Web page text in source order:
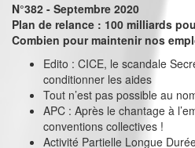
N°382 - Septembre 2020
Plan de relance : 100 milliards
Combien pour maintenir nos
Edito : CICE, le scandale
conditionner les aides
Tout n’est pas possible au
APC : Après le chantage à
conventions collectives !
Activité Partielle Longue